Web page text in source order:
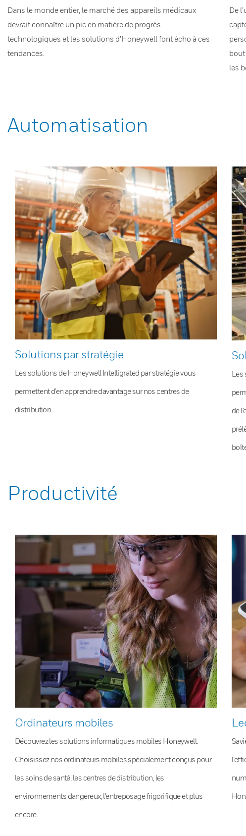
Dans le monde entier, le marché des appareils médicaux
devrait connaître un pic en matière de progrès
technologiques et les solutions d’Honeywell font écho à ces
tendances.
De
les
Automatisation
Solutions par stratégie
Les solutions de Honeywell Intelligrated par stratégie vous
permettent d’en apprendre davantage sur nos centres de
distribution.
Les
de
Productivité
Ordinateurs mobiles
Découvrez les solutions informatiques mobiles Honeywell.
Choisissez nos ordinateurs mobiles spécialement conçus pour
les soins de santé, les centres de distribution, les
environnements dangereux, l’entreposage frigorifique et plus
encore.